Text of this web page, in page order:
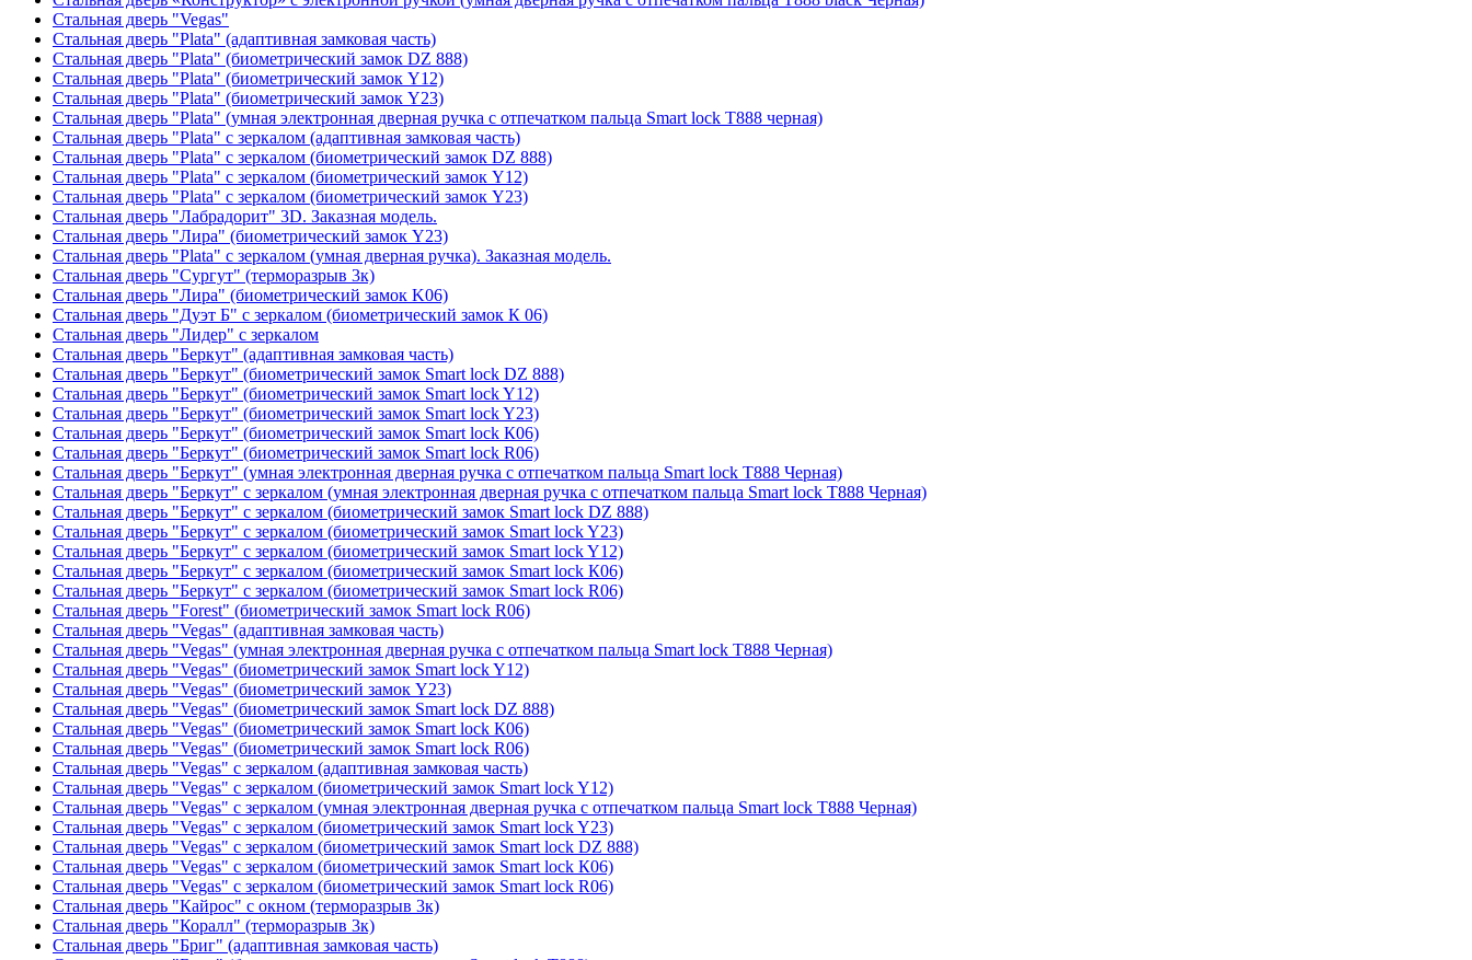
Стальная дверь "Vegas"
Стальная дверь "Plata" (адаптивная замковая часть)
Стальная дверь "Plata" (биометрический замок DZ 888)
Стальная дверь "Plata" (биометрический замок Y12)
Стальная дверь "Plata" (биометрический замок Y23)
Стальная дверь "Plata" (умная электронная дверная ручка с отпечатком пальца Smart lock T888 черная)
Стальная дверь "Plata" с зеркалом (адаптивная замковая часть)
Стальная дверь "Plata" с зеркалом (биометрический замок DZ 888)
Стальная дверь "Plata" с зеркалом (биометрический замок Y12)
Стальная дверь "Plata" с зеркалом (биометрический замок Y23)
Стальная дверь "Лабрадорит" 3D. Заказная модель.
Стальная дверь "Лира" (биометрический замок Y23)
Стальная дверь "Plata" с зеркалом (умная дверная ручка). Заказная модель.
Стальная дверь "Сургут" (терморазрыв 3к)
Стальная дверь "Лира" (биометрический замок K06)
Стальная дверь "Дуэт Б" с зеркалом (биометрический замок К 06)
Стальная дверь "Лидер" с зеркалом
Стальная дверь "Беркут" (адаптивная замковая часть)
Стальная дверь "Беркут" (биометрический замок Smart lock DZ 888)
Стальная дверь "Беркут" (биометрический замок Smart lock Y12)
Стальная дверь "Беркут" (биометрический замок Smart lock Y23)
Стальная дверь "Беркут" (биометрический замок Smart lock К06)
Стальная дверь "Беркут" (биометрический замок Smart lock R06)
Стальная дверь "Беркут" (умная электронная дверная ручка с отпечатком пальца Smart lock T888 Черная)
Стальная дверь "Беркут" с зеркалом (умная электронная дверная ручка с отпечатком пальца Smart lock T888 Черная)
Стальная дверь "Беркут" с зеркалом (биометрический замок Smart lock DZ 888)
Стальная дверь "Беркут" с зеркалом (биометрический замок Smart lock Y23)
Стальная дверь "Беркут" с зеркалом (биометрический замок Smart lock Y12)
Стальная дверь "Беркут" с зеркалом (биометрический замок Smart lock К06)
Стальная дверь "Беркут" с зеркалом (биометрический замок Smart lock R06)
Стальная дверь "Forest" (биометрический замок Smart lock R06)
Стальная дверь "Vegas" (адаптивная замковая часть)
Стальная дверь "Vegas" (умная электронная дверная ручка с отпечатком пальца Smart lock T888 Черная)
Стальная дверь "Vegas" (биометрический замок Smart lock Y12)
Стальная дверь "Vegas" (биометрический замок Y23)
Стальная дверь "Vegas" (биометрический замок Smart lock DZ 888)
Стальная дверь "Vegas" (биометрический замок Smart lock К06)
Стальная дверь "Vegas" (биометрический замок Smart lock R06)
Стальная дверь "Vegas" с зеркалом (адаптивная замковая часть)
Стальная дверь "Vegas" с зеркалом (биометрический замок Smart lock Y12)
Стальная дверь "Vegas" с зеркалом (умная электронная дверная ручка с отпечатком пальца Smart lock T888 Черная)
Стальная дверь "Vegas" с зеркалом (биометрический замок Smart lock Y23)
Стальная дверь "Vegas" с зеркалом (биометрический замок Smart lock DZ 888)
Стальная дверь "Vegas" с зеркалом (биометрический замок Smart lock К06)
Стальная дверь "Vegas" с зеркалом (биометрический замок Smart lock R06)
Стальная дверь "Кайрос" с окном (терморазрыв 3к)
Стальная дверь "Коралл" (терморазрыв 3к)
Стальная дверь "Бриг" (адаптивная замковая часть)